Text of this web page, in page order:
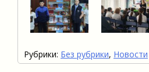
Рубрики: Без рубрики, Новости